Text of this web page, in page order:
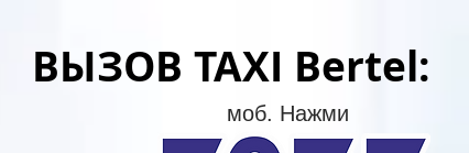
ВЫЗОВ TAXI Bertel:
моб. Нажми